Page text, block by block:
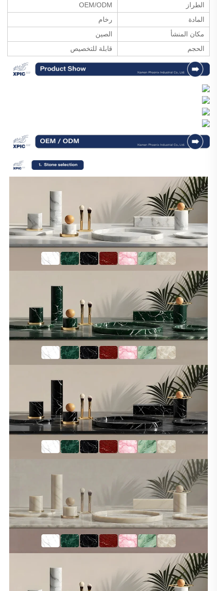
الطراز
OEM/ODM
المادة
رخام
مكان المنشأ
الصين
الحجم
قابلة للتخصيص